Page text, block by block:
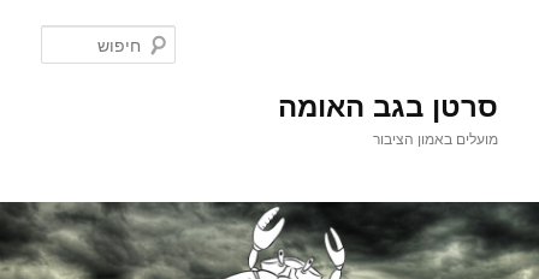
סרטן בגב האומה
מועלים באמון הציבור